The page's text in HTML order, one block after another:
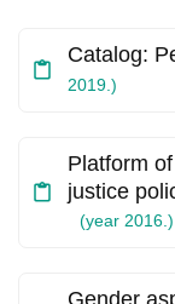
Fondacija
"Lara"
Početna
Catalog:
2019.)
Platform
justice
(year 2016.)
Gender